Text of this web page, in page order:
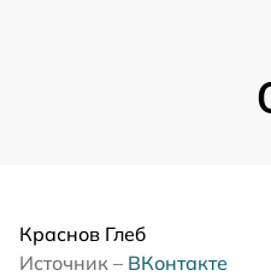
Краснов Глеб
Источник – ВКонтакте